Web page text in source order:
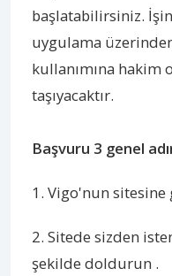
başlatabilirsiniz.
uygulama
kullanımına hakim
taşıyacaktır.
Başvuru 3 genel
1. Vigo'nun sitesine
2. Sitede sizden
şekilde doldurun .